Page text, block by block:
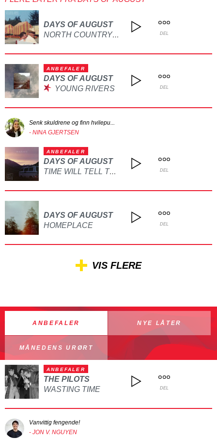
DAYS OF AUGUST
NORTH COUNTRY (BEST DAYS OF OUR LIVES) DEL
ANBEFALER
DAYS OF AUGUST
YOUNG RIVERS
DEL
Senk skuldrene og finn hvilepu...
- NINA GJERTSEN
ANBEFALER
DAYS OF AUGUST
TIME WILL TELL THE TAIL DEL
DAYS OF AUGUST
HOMEPLACE
DEL
VIS FLERE
ANBEFALER NYE LÅTER
MÅNEDENS URØRT
ANBEFALER
THE PILOTS
WASTING TIME
DEL
Vanvittig fengende!
- JON V. NGUYEN